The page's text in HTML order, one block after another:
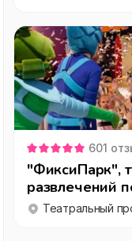
601
"ФиксиПарк",
развлечений
"Фиксики"
Театральный